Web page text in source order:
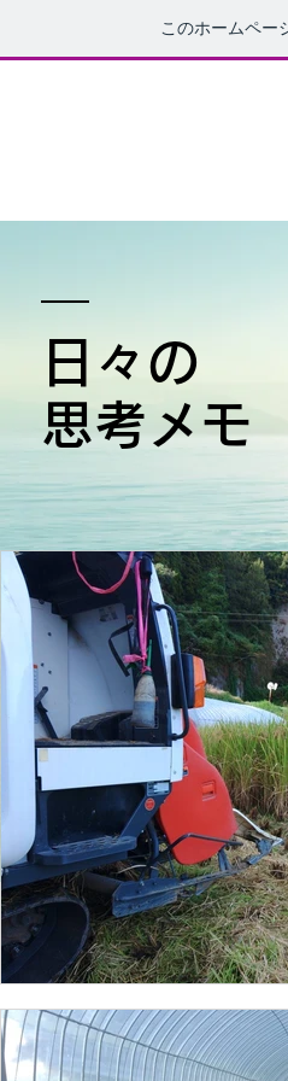
このホームペー
日々の
​思考メモ